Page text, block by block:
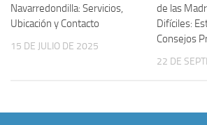
Navarredondilla: Servicios,
Ubicación y Contacto
15 DE JULIO DE 2025
de las
Difíciles:
Consejos
22 DE